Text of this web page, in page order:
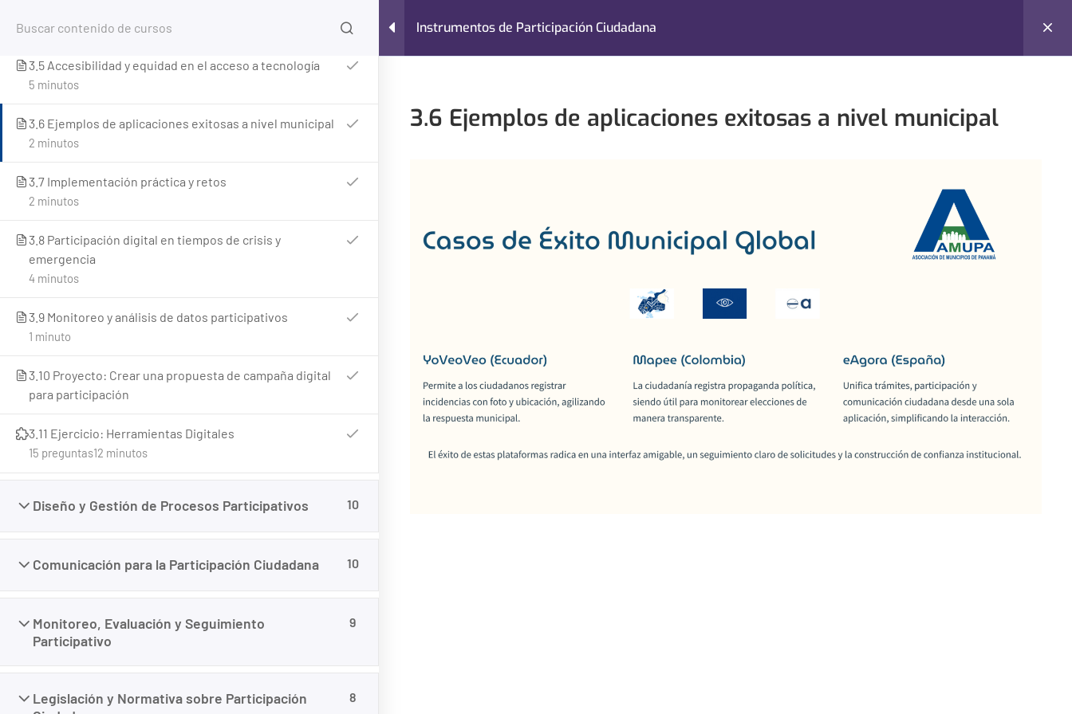
Inicio Nosotros Cursos Blog Contacto
Home
Instrumentos de Participación Ciudadana
1 minuto
3.5 Accesibilidad y equidad en el acceso a tecnología
5 minutos
3.6 Ejemplos de aplicaciones exitosas a nivel municipal
2 minutos
3.7 Implementación práctica y retos
2 minutos
3.8 Participación digital en tiempos de crisis y
emergencia
4 minutos
3.9 Monitoreo y análisis de datos participativos
1 minuto
3.10 Proyecto: Crear una propuesta de campaña digital
para participación
3.11 Ejercicio: Herramientas Digitales
12 minutos
15 preguntas
Diseño y Gestión de Procesos Participativos 10
Comunicación para la Participación Ciudadana 10
Monitoreo, Evaluación y Seguimiento
Participativo
9
Legislación y Normativa sobre Participación
8
3.6 Ejemplos de aplicaciones exitosas a nivel municipal
Administración Pública
Gestión de Proyectos Públicos
Derechos de Uso
Creative Commons v3.0
Asociación de Municipios de Panamá